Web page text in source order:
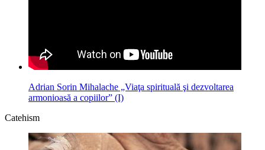
Adrian Sorin Mihalache „Viaţa spirituală şi dezvoltarea
armonioasă a copiilor” (I)
Catehism